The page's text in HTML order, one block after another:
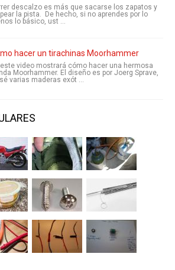
descalzo es más que sacarse los zapatos y
la pista. De hecho, si no aprendes por lo
lo básico, ust ...
hacer un tirachinas Moorhammer
este video mostrará cómo hacer una hermosa
Moorhammer. El diseño es por Joerg Sprave,
varias maderas exót ...